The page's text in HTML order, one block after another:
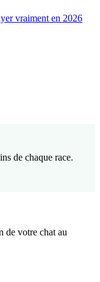
vraiment en 2026
de chaque race.
de votre chat au